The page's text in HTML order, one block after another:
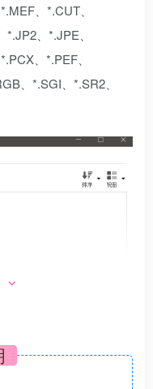
、*.CUT、
、*.JPE、
、*.PEF、
、*.SGI、*.SR2、